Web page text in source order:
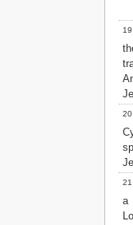
19
20
21
a